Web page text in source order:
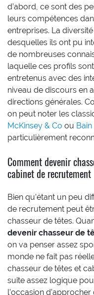
d’abord, ce sont des
leurs compétences
entreprises. La
desquelles ils ont pu
de nombreuses
laquelle ces profils
entretenus avec des
niveau de discours en
directions générales.
on peut noter les
McKinsey & Co ou
particulièrement
Comment devenir
cabinet de recrutement
Bien qu’étant un peu
de recrutement peut
chasseur de têtes.
devenir chasseur de
on va penser assez
monde ne fait pas
chasseur de têtes et
suite assez logique
l’occasion